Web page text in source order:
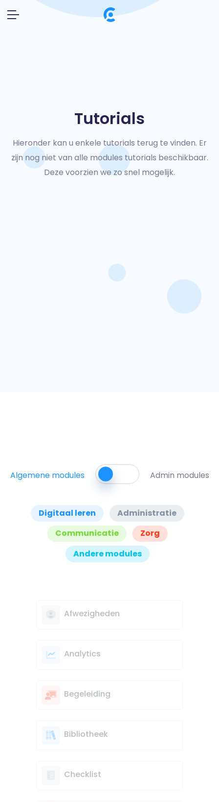
Tutorials
Hieronder kan u enkele tutorials terug te vinden. Er
zijn nog niet van alle modules tutorials beschikbaar.
Deze voorzien we zo snel mogelijk.
Algemene modules Admin modules
Digitaal leren
Administratie
Communicatie
Zorg
Andere modules
Afwezigheden
Analytics
Begeleiding
Bibliotheek
Checklist